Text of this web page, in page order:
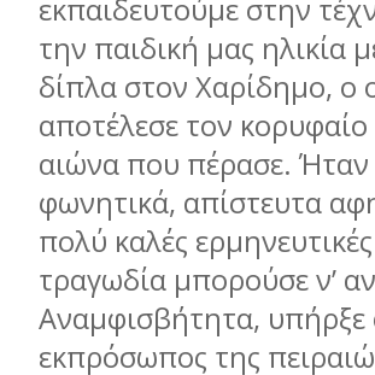
εκπαιδευτούμε στην
την παιδική μας ηλικία
δίπλα στον Χαρίδημο, ο
αποτέλεσε τον
αιώνα που πέρασε. Ήταν
φωνητικά, απίστευτα
πολύ καλές
τραγωδία μπορούσε ν’
Αναμφισβήτητα, υπήρξε
εκπρόσωπος της